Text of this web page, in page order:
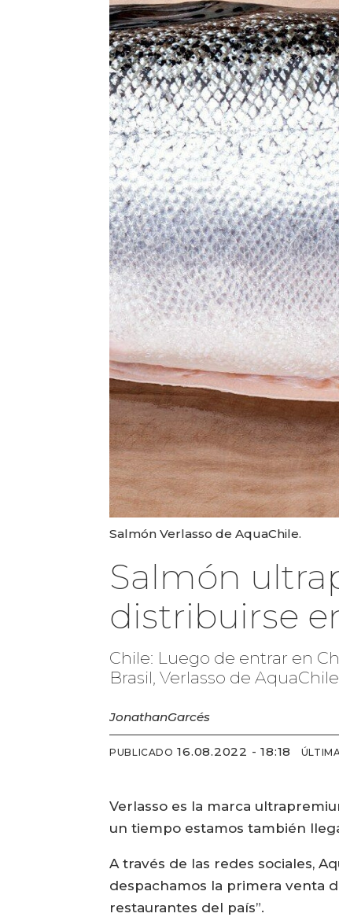
Salmón Verlasso de AquaChile.
Salmón
distribuirse
Chile: Luego de entrar en
Brasil, Verlasso de
JonathanGarcés
PUBLICADO 16.08.2022 - 18:18
Verlasso es la marca
un tiempo estamos también
A través de las redes sociales,
despachamos la primera venta
restaurantes del país”.